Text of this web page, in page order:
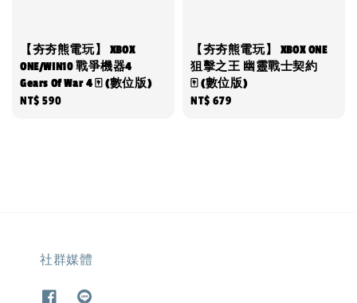
【夯夯熊電玩】 XBOX
ONE/WIN10 戰爭機器4
Gears Of War 4 🀄 (數位版)
Regular
NT$ 590
【夯夯熊電玩】 XBOX ONE
狙擊之王 幽靈戰士契約
🀄 (數位版)
Regular
NT$ 679
社群媒體